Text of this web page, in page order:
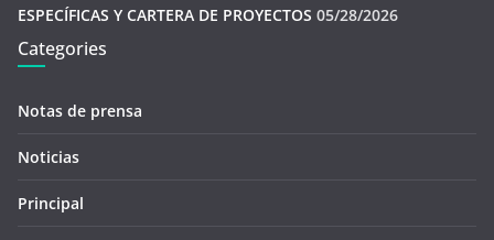
ESPECÍFICAS Y CARTERA DE PROYECTOS 05/28/2026
Categories
Notas de prensa
Noticias
Principal